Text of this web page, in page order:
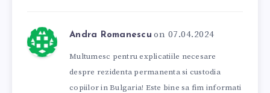
Andra Romanescu on 07.04.2024
Multumesc pentru explicatiile necesare
despre rezidenta permanenta si custodia
copiilor in Bulgaria! Este bine sa fim informati